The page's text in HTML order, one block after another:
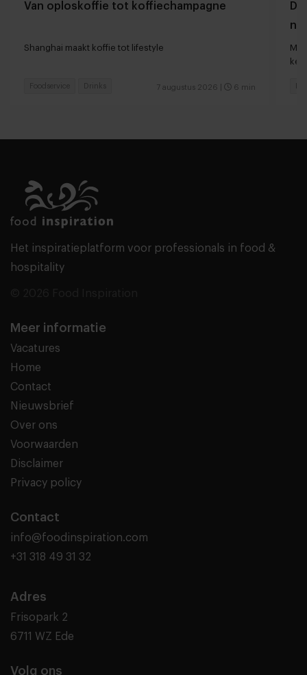
Van oploskoffie tot koffiechampagne
Shanghai maakt koffie tot lifestyle
7 augustus 2026 6 min
Foodservice Drinks
Het inspiratieplatform voor professionals in food &
hospitality
Meer informatie
Vacatures
Home
Contact
Nieuwsbrief
Over ons
Voorwaarden
Disclaimer
Privacy policy
Contact
info@foodinspiration.com
+31 318 49 31 32
Adres
Frisopark 2
6711 WZ Ede
Volg ons